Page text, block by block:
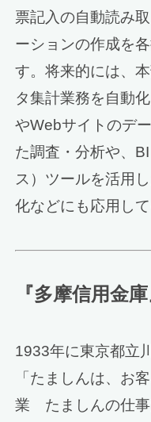
票記入の自動読み
ーションの作成を
す。将来的には、
タ集計業務を自動
やWebサイトのデ
た調査・分析や、
ス）ツールを活用
化などにも応用して
『多摩信用金
1933年に東京都立
「たましんは、お
業 たましんの仕事